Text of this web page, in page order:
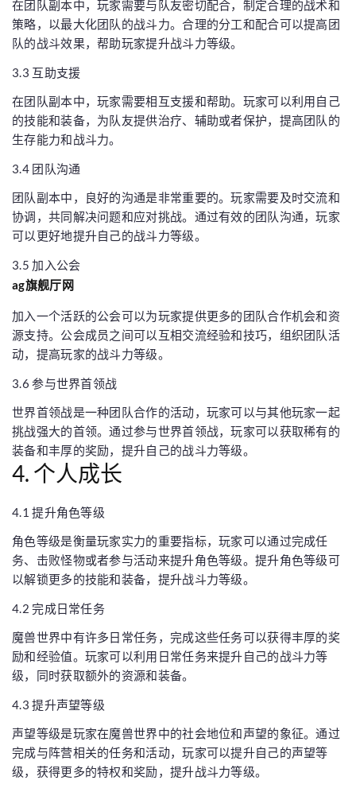
在团队副本中，玩家需要与队友密切配合，制定合理的战术和
策略，以最大化团队的战斗力。合理的分工和配合可以提高团
队的战斗效果，帮助玩家提升战斗力等级。
3.3 互助支援
在团队副本中，玩家需要相互支援和帮助。玩家可以利用自己
的技能和装备，为队友提供治疗、辅助或者保护，提高团队的
生存能力和战斗力。
3.4 团队沟通
团队副本中，良好的沟通是非常重要的。玩家需要及时交流和
协调，共同解决问题和应对挑战。通过有效的团队沟通，玩家
可以更好地提升自己的战斗力等级。
3.5 加入公会
ag旗舰厅网
加入一个活跃的公会可以为玩家提供更多的团队合作机会和资
源支持。公会成员之间可以互相交流经验和技巧，组织团队活
动，提高玩家的战斗力等级。
3.6 参与世界首领战
世界首领战是一种团队合作的活动，玩家可以与其他玩家一起
挑战强大的首领。通过参与世界首领战，玩家可以获取稀有的
装备和丰厚的奖励，提升自己的战斗力等级。
4. 个人成长
4.1 提升角色等级
角色等级是衡量玩家实力的重要指标，玩家可以通过完成任
务、击败怪物或者参与活动来提升角色等级。提升角色等级可
以解锁更多的技能和装备，提升战斗力等级。
4.2 完成日常任务
魔兽世界中有许多日常任务，完成这些任务可以获得丰厚的奖
励和经验值。玩家可以利用日常任务来提升自己的战斗力等
级，同时获取额外的资源和装备。
4.3 提升声望等级
声望等级是玩家在魔兽世界中的社会地位和声望的象征。通过
完成与阵营相关的任务和活动，玩家可以提升自己的声望等
级，获得更多的特权和奖励，提升战斗力等级。